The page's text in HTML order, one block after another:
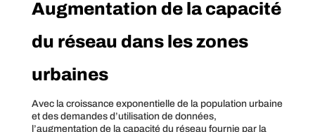
Augmentation de la capacité
du réseau dans les zones
urbaines
Avec la croissance exponentielle de la population urbaine
et des demandes d’utilisation de données,
l’augmentation de la capacité du réseau fournie par la